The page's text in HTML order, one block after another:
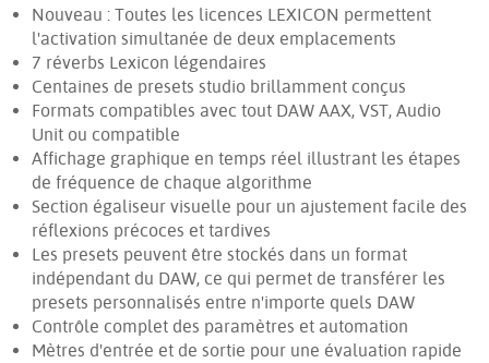
Nouveau : Toutes les licences LEXICON permettent
l'activation simultanée de deux emplacements
7 réverbs Lexicon légendaires
Centaines de presets studio brillamment conçus
Formats compatibles avec tout DAW AAX, VST, Audio
Unit ou compatible
Affichage graphique en temps réel illustrant les étapes
de fréquence de chaque algorithme
Section égaliseur visuelle pour un ajustement facile des
réflexions précoces et tardives
Les presets peuvent être stockés dans un format
indépendant du DAW, ce qui permet de transférer les
presets personnalisés entre n'importe quels DAW
Contrôle complet des paramètres et automation
Mètres d'entrée et de sortie pour une évaluation rapide